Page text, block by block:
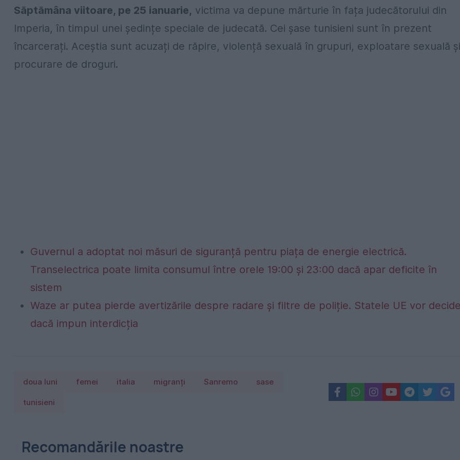
Săptămâna viitoare, pe 25 ianuarie, victima va depune mărturie în fața judecătorului din
Imperia, în timpul unei ședințe speciale de judecată. Cei șase tunisieni sunt în prezent
încarcerați. Aceștia sunt acuzați de răpire, violență sexuală în grupuri, exploatare sexuală și
procurare de droguri.
Guvernul a adoptat noi măsuri de siguranță pentru piața de energie electrică.
Transelectrica poate limita consumul între orele 19:00 și 23:00 dacă apar deficite în
sistem
Waze ar putea pierde avertizările despre radare și filtre de poliție. Statele UE vor
dacă impun interdicția
doua luni femei italia migranți Sanremo sase
tunisieni
Recomandările noastre